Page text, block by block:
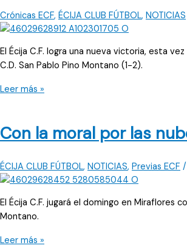
Crónicas ECF, ÉCIJA CLUB FÚTBOL, NOTICIAS
El Écija C.F. logra una nueva victoria, esta
C.D. San Pablo Pino Montano (1-2).
Los
metiendo
Leer más »
Con la moral por las
ÉCIJA CLUB FÚTBOL, NOTICIAS, Previas ECF /
El Écija C.F. jugará el domingo en Miraflores
Montano.
Con
Leer más »